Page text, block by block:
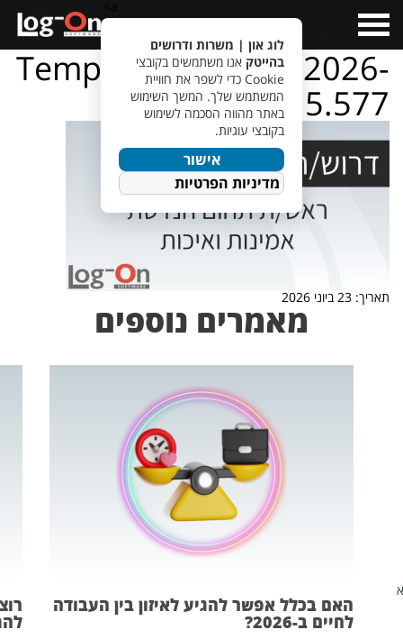
Menu
TempletJobsWeb – 2026-
06-23T130815.577
תאריך: 23 ביוני 2026
מאמרים נוספים
האם בכלל אפשר להגיע לאיזון בין העבודה
לחיים ב-2026?
לוג און | משרות ודרושים
בהייטק אנו משתמשים בקובצי
Cookie כדי לשפר את חוויית
המשתמש שלך. המשך השימוש
באתר מהווה הסכמה לשימוש
בקובצי עוגיות.
אישור
מדיניות הפרטיות